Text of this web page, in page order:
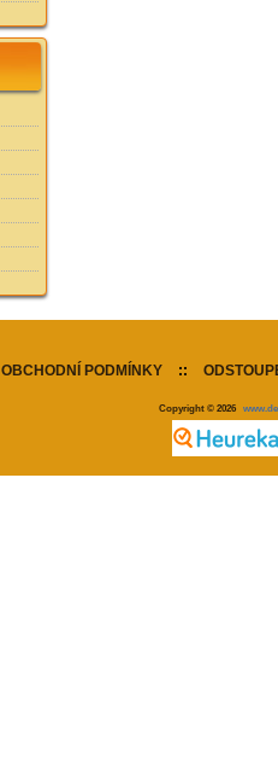
OBCHODNÍ PODMÍNKY ::
Copyright © 2026